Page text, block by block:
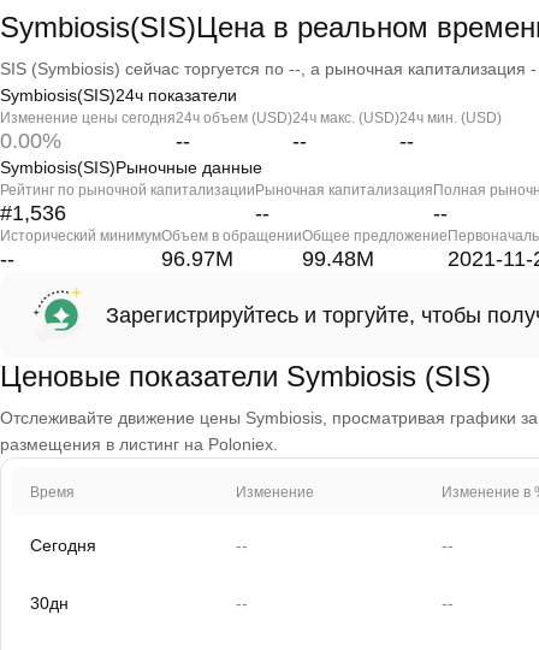
Symbiosis(SIS)Цена в реальном
SIS (Symbiosis) сейчас торгуется по --, а рыночная капитализация
Symbiosis(SIS)24ч показатели
Изменение цены сегодня
0.00%
24ч объем (USD)
--
24ч макс. (USD)
--
24ч мин. (USD)
--
Symbiosis(SIS)Рыночные данные
Рейтинг по рыночной капитализации
#1,536
Рыночная капитализация
--
Полная
--
Исторический минимум
--
Объем в обращении
96.97M
Общее предложение
99.48M 2021-11-
Зарегистрируйтесь и торгуйте, чтобы
Ценовые показатели Symbiosis (SIS)
Отслеживайте движение цены Symbiosis, просматривая графики
размещения в листинг на Poloniex.
Время Изменение Изменение в
Сегодня -- --
30дн -- --